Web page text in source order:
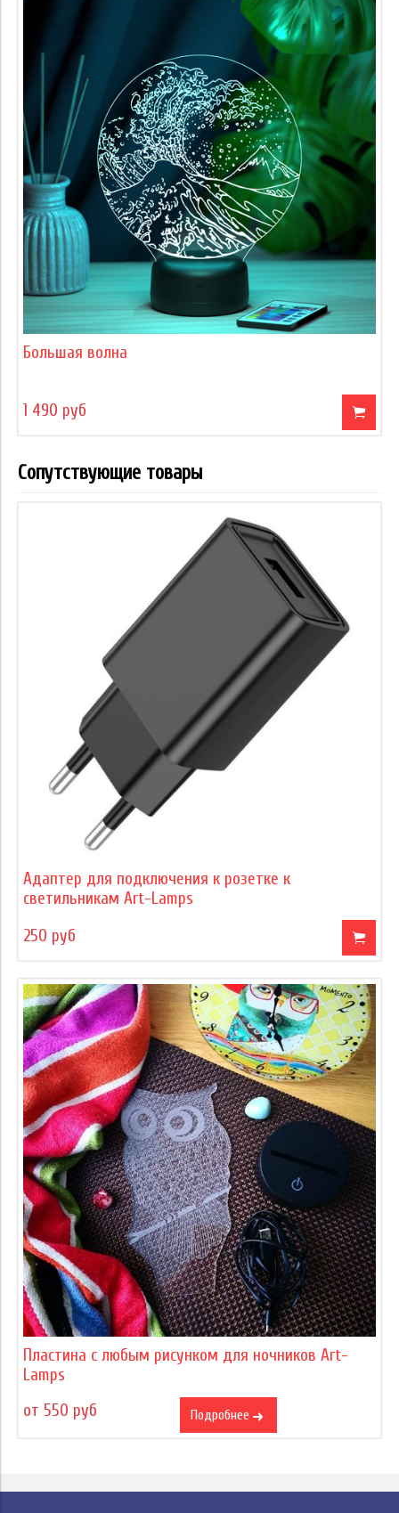
Большая волна
1 490 руб
Сопутствующие товары
Адаптер для подключения к розетке к
светильникам Art-Lamps
250 руб
Пластина с любым рисунком для ночников Art-
Lamps
от 550 руб
Подробнее